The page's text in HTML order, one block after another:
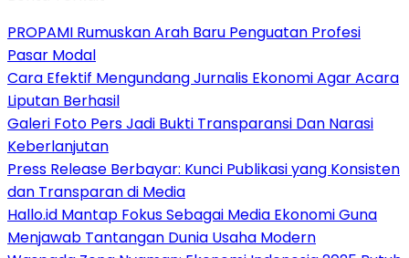
PROPAMI Rumuskan Arah Baru Penguatan Profesi
Pasar Modal
Cara Efektif Mengundang Jurnalis Ekonomi Agar Acara
Liputan Berhasil
Galeri Foto Pers Jadi Bukti Transparansi Dan Narasi
Keberlanjutan
Press Release Berbayar: Kunci Publikasi yang Konsisten
dan Transparan di Media
Hallo.id Mantap Fokus Sebagai Media Ekonomi Guna
Menjawab Tantangan Dunia Usaha Modern